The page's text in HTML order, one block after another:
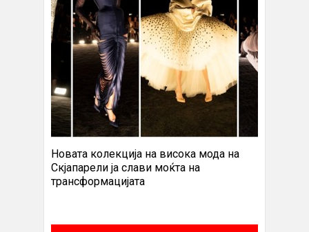
Новата колекција на висока мода на
Скјапарели ја слави моќта на
трансформацијата